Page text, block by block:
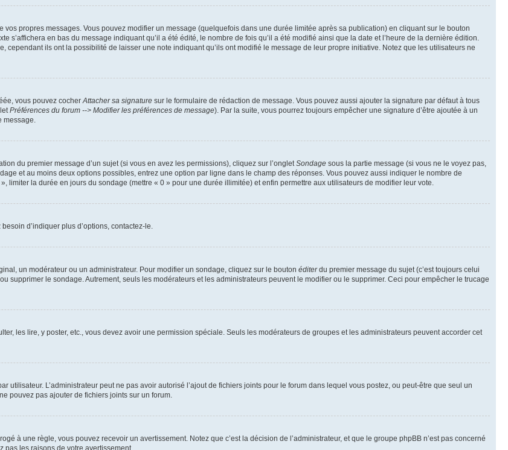
propres messages. Vous pouvez modifier un message (quelquefois dans une durée limitée après sa publication) en cliquant sur le bouton
s’affichera en bas du message indiquant qu’il a été édité, le nombre de fois qu’il a été modifié ainsi que la date et l’heure de la dernière édition.
cependant ils ont la possibilité de laisser une note indiquant qu’ils ont modifié le message de leur propre initiative. Notez que les utilisateurs ne
vous pouvez cocherAttacher sa signature sur le formulaire de rédaction de message. Vous pouvez aussi ajouter la signature par défaut à tous
Préférences du forum --> Modifier les préférences de message). Par la suite, vous pourrez toujours empêcher une signature d’être ajoutée à un
message.
du premier message d’un sujet (si vous en avez les permissions), cliquez sur l’ongletSondage sous la partie message (si vous ne le voyez pas,
et au moins deux options possibles, entrez une option par ligne dans le champ des réponses. Vous pouvez aussi indiquer le nombre de
limiter la durée en jours du sondage (mettre « 0 » pour une durée illimitée) et enfin permettre aux utilisateurs de modifier leur vote.
d’indiquer plus d’options, contactez-le.
un modérateur ou un administrateur. Pour modifier un sondage, cliquez sur le bouton éditerdu premier message du sujet (c’est toujours celui
supprimer le sondage. Autrement, seuls les modérateurs et les administrateurs peuvent le modifier ou le supprimer. Ceci pour empêcher le trucage
les lire, y poster, etc., vous devez avoir une permission spéciale. Seuls les modérateurs de groupes et les administrateurs peuvent accorder cet
utilisateur. L’administrateur peut ne pas avoir autorisé l’ajout de fichiers joints pour le forum dans lequel vous postez, ou peut-être que seul un
pouvez pas ajouter de fichiers joints sur un forum.
à une règle, vous pouvez recevoir un avertissement. Notez que c’est la décision de l’administrateur, et que le groupe phpBB n’est pas concerné
pas les raisons de votre avertissement.